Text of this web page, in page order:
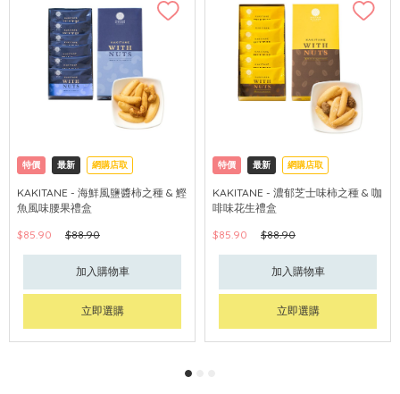
特價 最新 網購店取
KAKITANE - 海鮮風鹽醬柿之種 & 鰹
魚風味腰果禮盒
$85.90
$88.90
加入購物車
立即選購
特價 最新 網購店取
KAKITANE - 濃郁芝士味柿之種 & 咖
啡味花生禮盒
$85.90
$88.90
加入購物車
立即選購